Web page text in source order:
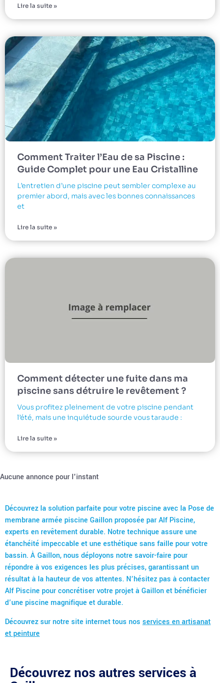
Lire la suite »
Comment Traiter l’Eau de sa Piscine :
Guide Complet pour une Eau Cristalline
L’entretien d’une piscine peut sembler complexe au
premier abord, mais avec les bonnes connaissances
et
Lire la suite »
Comment détecter une fuite dans ma
piscine sans détruire le revêtement ?
Vous profitez pleinement de votre piscine pendant
l’été, mais une inquiétude sourde vous taraude :
Lire la suite »
Aucune annonce pour l'instant
Découvrez la solution parfaite pour votre piscine avec la Pose de
membrane armée piscine Gaillon proposée par Alf Piscine,
experts en revêtement durable. Notre technique assure une
étanchéité impeccable et une esthétique sans faille pour votre
bassin. À Gaillon, nous déployons notre savoir-faire pour
répondre à vos exigences les plus précises, garantissant un
résultat à la hauteur de vos attentes. N’hésitez pas à contacter
Alf Piscine pour concrétiser votre projet à Gaillon et bénéficier
d’une piscine magnifique et durable.
Découvrez sur notre site internet tous nos services en artisanat
et peinture
Découvrez nos autres services à